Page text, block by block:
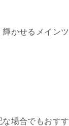
かせるメイン
場合でもおす